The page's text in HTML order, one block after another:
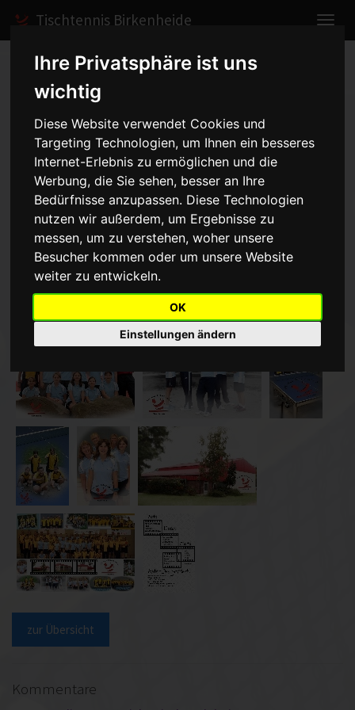
Ihre Privatsphäre ist uns
wichtig
Diese Website verwendet Cookies und
Targeting Technologien, um Ihnen ein besseres
Internet-Erlebnis zu ermöglichen und die
Werbung, die Sie sehen, besser an Ihre
Bedürfnisse anzupassen. Diese Technologien
nutzen wir außerdem, um Ergebnisse zu
messen, um zu verstehen, woher unsere
Besucher kommen oder um unsere Website
weiter zu entwickeln.
OK
Einstellungen ändern
Tischtennis Birkenheide
Home Berichte 2007 Nachlese vom Fototermin 2007
Nachlese vom Fototermin 2007
25.09.2007
Bilder
zur Übersicht
Kommentare